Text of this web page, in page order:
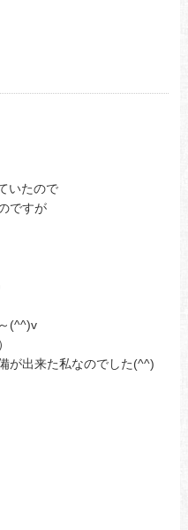
いたので
ですが
(^^)v
が出来た私なのでした(^^)